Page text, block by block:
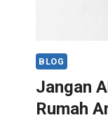
BLOG
Jangan
Rumah